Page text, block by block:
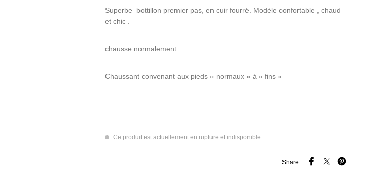
Superbe bottillon premier pas, en cuir fourré. Modéle confortable , chaud
et chic .
chausse normalement.
Chaussant convenant aux pieds « normaux » à « fins »
Ce produit est actuellement en rupture et indisponible.
Share